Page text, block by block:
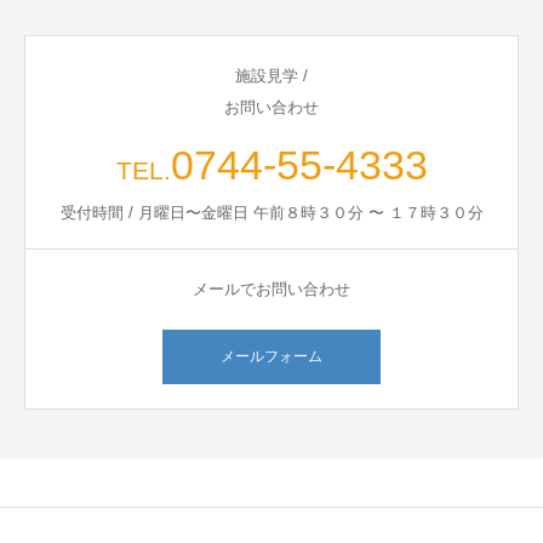
施設見学 /
お問い合わせ
TEL.0744-55-4333
受付時間 / 月曜日〜金曜日 午前８時３０分 〜 １７時３０分
メールでお問い合わせ
メールフォーム